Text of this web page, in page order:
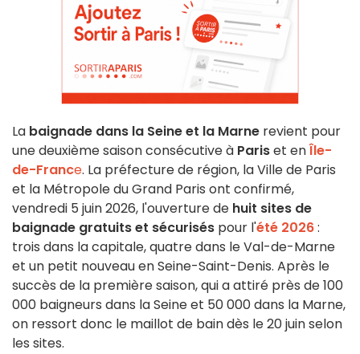
La baignade dans la Seine et la Marne revient pour
une deuxième saison consécutive à Pariset enÎle-
de-France. La préfecture de région, la Ville de Paris
et la Métropole du Grand Paris ont confirmé,
vendredi 5 juin 2026, l'ouverture de huit sites de
baignade gratuits et sécurisés pour l'été 2026:
trois dans la capitale, quatre dans le Val-de-Marne
et un petit nouveau en Seine-Saint-Denis. Après le
succès de la première saison, qui a attiré près de 100
000 baigneurs dans la Seine et 50 000 dans la Marne,
on ressort donc le maillot de bain dès le 20 juin selon
les sites.